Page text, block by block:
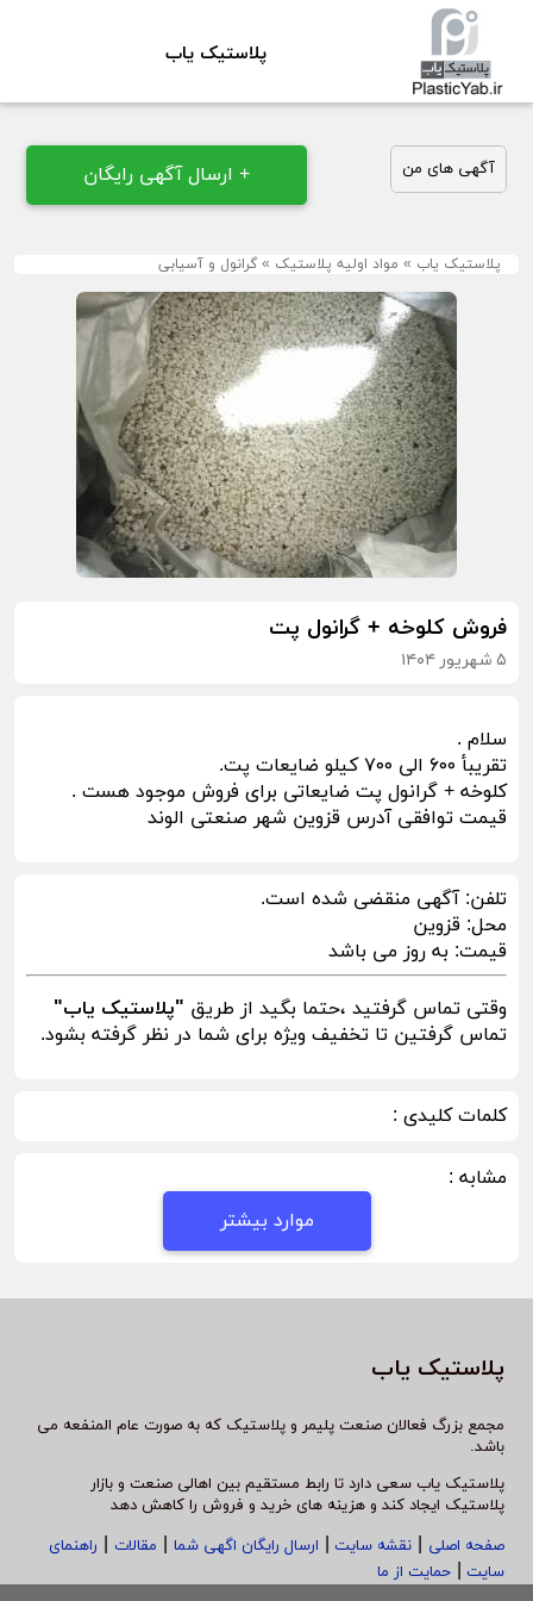
پلاستیک یاب
آگهی های من + ارسال آگهی رایگان
پلاستیک یاب » مواد اولیه پلاستیک » گرانول و آسیابی
فروش کلوخه + گرانول پت
۵ شهریور ۱۴۰۴
سلام .
تقریبأ ۶۰۰ الی ۷۰۰ کیلو ضایعات پت.
کلوخه + گرانول پت ضایعاتی برای فروش موجود هست .
قیمت توافقی آدرس قزوین شهر صنعتی الوند
تلفن:آگهی منقضی شده است.
محل: قزوین
قیمت: به روز می باشد
وقتی تماس گرفتید ،حتما بگید از طریق "پلاستیک یاب"
تماس گرفتین تا تخفیف ویژه برای شما در نظر گرفته بشود.
کلمات کلیدی :
مشابه :
موارد بیشتر
پلاستیک یاب
مجمع بزرگ فعالان صنعت پلیمر و پلاستیک که به صورت عام المنفعه می
باشد.
پلاستیک یاب سعی دارد تا رابط مستقیم بین اهالی صنعت و بازار
پلاستیک ایجاد کند و هزینه های خرید و فروش را کاهش دهد
صفحه اصلی
نقشه سایت ارسال رایگان اگهی شما مقالات
راهنمای
سایت
حمایت از ما